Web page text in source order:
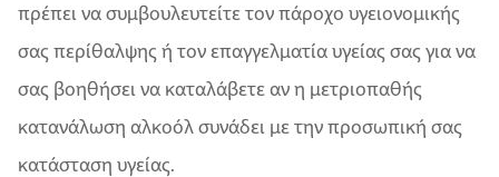
πρέπει να συμβουλευτείτε τον πάροχο υγειονομικής
σας περίθαλψης ή τον επαγγελματία υγείας σας για να
σας βοηθήσει να καταλάβετε αν η μετριοπαθής
κατανάλωση αλκοόλ συνάδει με την προσωπική σας
κατάσταση υγείας.